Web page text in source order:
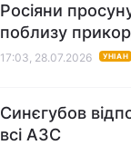
Росіяни
поблизу
17:03, 28.07.2026 УНІАН
Синєгубов
всі АЗС